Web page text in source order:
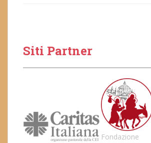
Siti Partner
Fondazione